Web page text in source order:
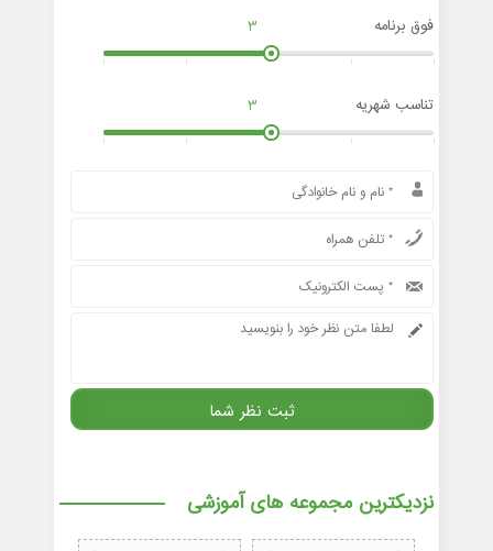
فوق برنامه 3
تناسب شهریه 3
نزدیکترین مجموعه های آموزشی